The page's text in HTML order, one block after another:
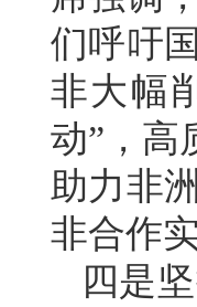
们呼吁
非大幅
动”，高
助力非
非合作
四是